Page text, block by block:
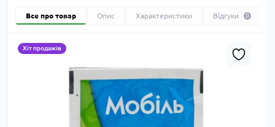
Все про товар Опис Характеристики Відгуки 0
Хіт продажів